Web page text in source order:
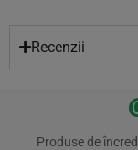
Recenzii
Produse de